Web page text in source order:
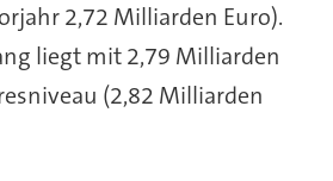
2,72 Milliarden Euro).
liegt mit 2,79 Milliarden
(2,82 Milliarden